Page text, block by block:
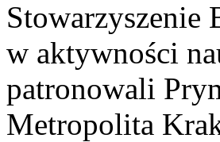
Stowarzyszenie
w aktywności
patronowali
Metropolita